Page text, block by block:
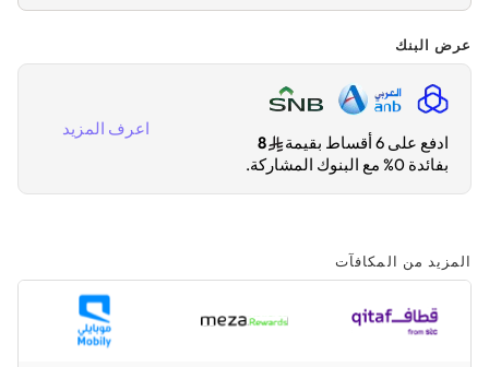
عرض البنك
ادفع على 6 أقساط بقيمة
8
بفائدة 0% مع البنوك المشاركة.
اعرف المزيد
المزيد من المكافآت